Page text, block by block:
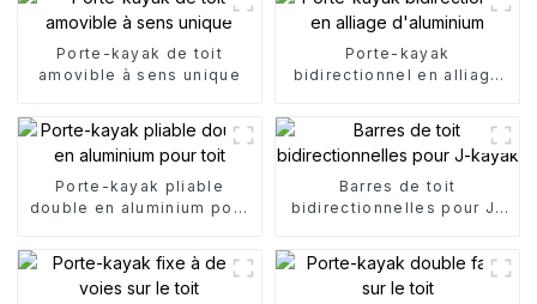
Porte-kayak de toit
amovible à sens unique
Porte-kayak
bidirectionnel en alliage
Porte-kayak pliable
double en aluminium pour
Barres de toit
bidirectionnelles pour J-